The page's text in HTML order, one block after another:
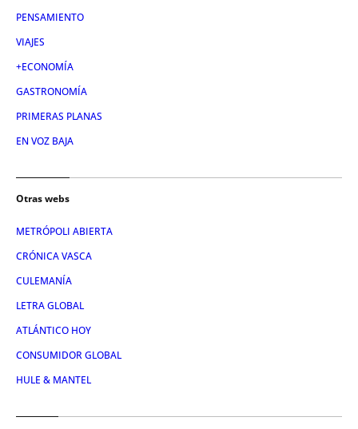
PENSAMIENTO
VIAJES
+ECONOMÍA
GASTRONOMÍA
PRIMERAS PLANAS
EN VOZ BAJA
Otras webs
METRÓPOLI ABIERTA
CRÓNICA VASCA
CULEMANÍA
LETRA GLOBAL
ATLÁNTICO HOY
CONSUMIDOR GLOBAL
HULE & MANTEL